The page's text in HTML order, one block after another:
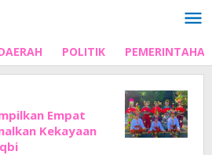
POLITIK
Empat
Kekayaan